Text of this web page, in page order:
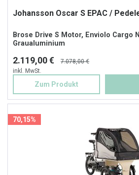
Johansson Oscar S EPAC /
Brose Drive S Motor, Enviolo Cargo
Graualuminium
2.119,00 €
7.078,00 €
inkl. MwSt.
Zum Produkt
70,15%